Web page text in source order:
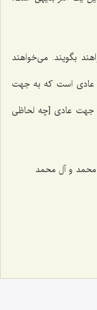
بگویند. مى‌خواهند
عادى است كه به جهت
جهت عادى [چه لحاظی
و آل محمد